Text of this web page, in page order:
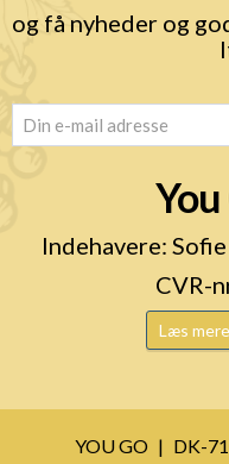
og få nyheder og
email (Påkrævet)
You
Indehavere:
CVR-
Læs mere
YOU GO DK-